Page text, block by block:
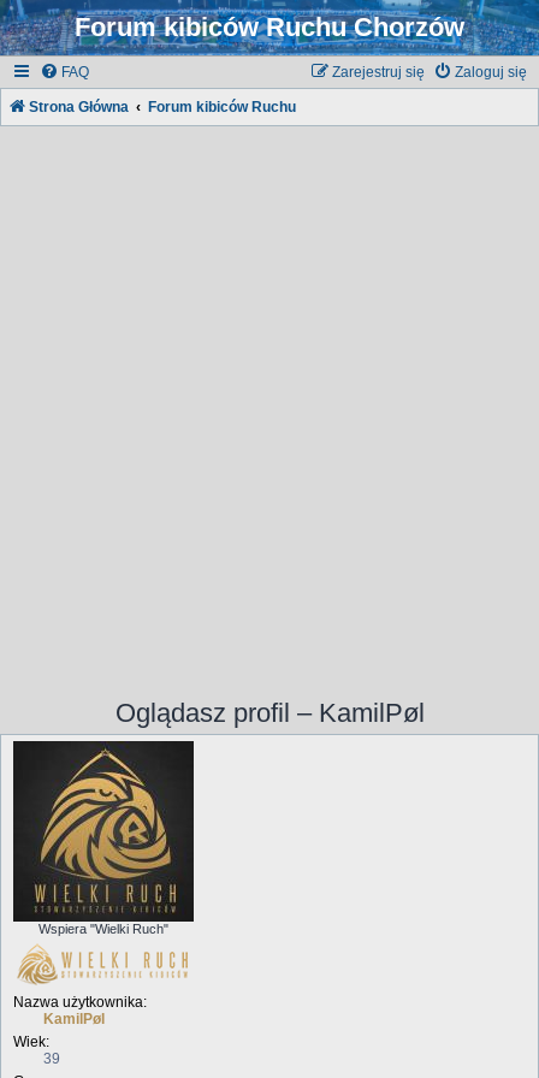
Forum kibiców Ruchu Chorzów
FAQ Zaloguj się
Zarejestruj się
Strona Główna Forum kibiców Ruchu
Oglądasz profil – KamilPøl
Wspiera "Wielki Ruch"
Nazwa użytkownika:
KamilPøl
Wiek:
39